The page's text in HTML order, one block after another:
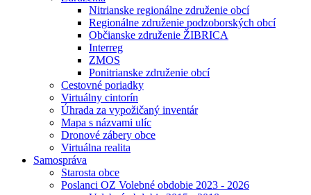
Nitrianske regionálne združenie obcí
Regionálne združenie podzoborských obcí
Občianske združenie ŽIBRICA
Interreg
ZMOS
Ponitrianske združenie obcí
Cestovné poriadky
Virtuálny cintorín
Úhrada za vypožičaný inventár
Mapa s názvami ulíc
Dronové zábery obce
Virtuálna realita
Samospráva
Starosta obce
Poslanci OZ Volebné obdobie 2023 - 2026